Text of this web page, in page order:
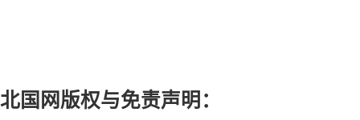
北国网版权与免责声明：